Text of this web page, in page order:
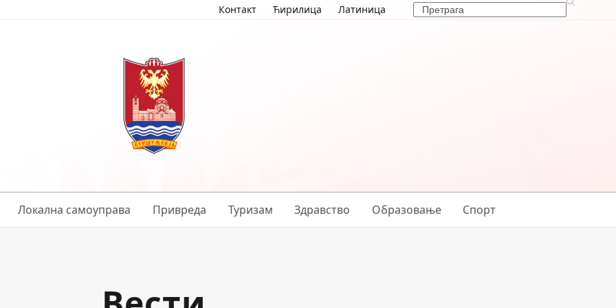
Контакт Ћирилица Латиница Search
Локална самоуправа Привреда Туризам Здравство Образовање Спорт